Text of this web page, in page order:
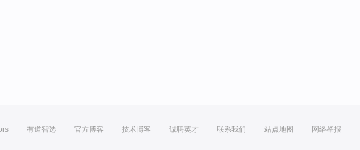
有道智选 官方博客 技术博客 诚聘英才 联系我们 站点地图 网络举报